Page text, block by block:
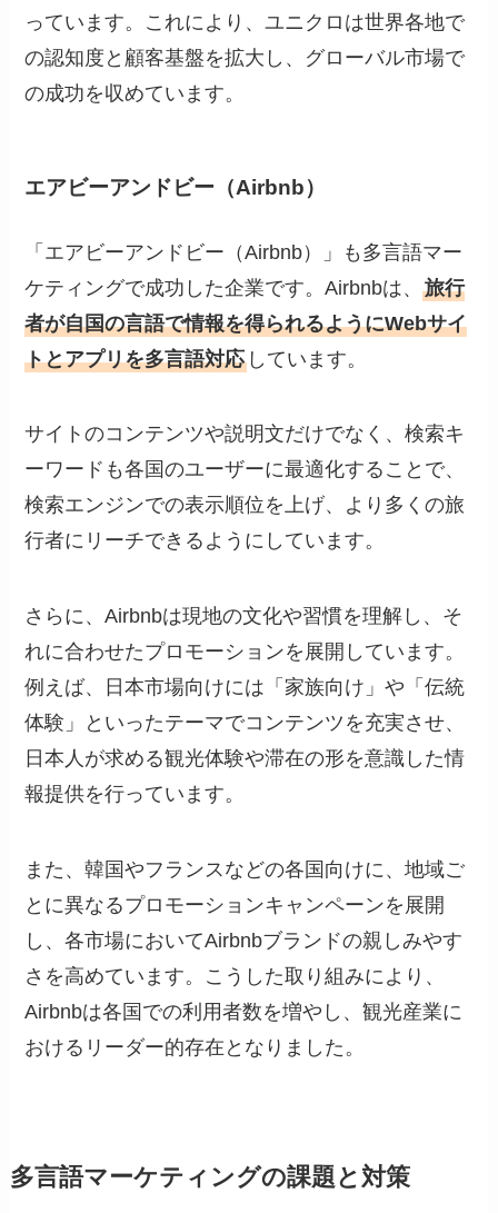
っています。これにより、ユニクロは世界各地で
の認知度と顧客基盤を拡大し、グローバル市場で
の成功を収めています。
エアビーアンドビー（Airbnb）
「エアビーアンドビー（Airbnb）」も多言語マー
ケティングで成功した企業です。Airbnbは、旅行
者が自国の言語で情報を得られるようにWebサイ
トとアプリを多言語対応 しています。
サイトのコンテンツや説明文だけでなく、検索キ
ーワードも各国のユーザーに最適化することで、
検索エンジンでの表示順位を上げ、より多くの旅
行者にリーチできるようにしています。
さらに、Airbnbは現地の文化や習慣を理解し、そ
れに合わせたプロモーションを展開しています。
例えば、日本市場向けには「家族向け」や「伝統
体験」といったテーマでコンテンツを充実させ、
日本人が求める観光体験や滞在の形を意識した情
報提供を行っています。
また、韓国やフランスなどの各国向けに、地域ご
とに異なるプロモーションキャンペーンを展開
し、各市場においてAirbnbブランドの親しみやす
さを高めています。こうした取り組みにより、
Airbnbは各国での利用者数を増やし、観光産業に
おけるリーダー的存在となりました。
多言語マーケティングの課題と対策